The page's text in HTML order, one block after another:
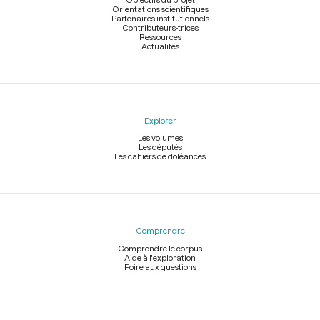
Orientations scientifiques
Partenaires institutionnels
Contributeurs-trices
Ressources
Actualités
Explorer
Les volumes
Les députés
Les cahiers de doléances
Comprendre
Comprendre le corpus
Aide à l'exploration
Foire aux questions